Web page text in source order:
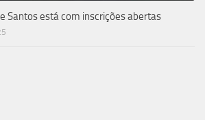
Santos está com inscrições abertas